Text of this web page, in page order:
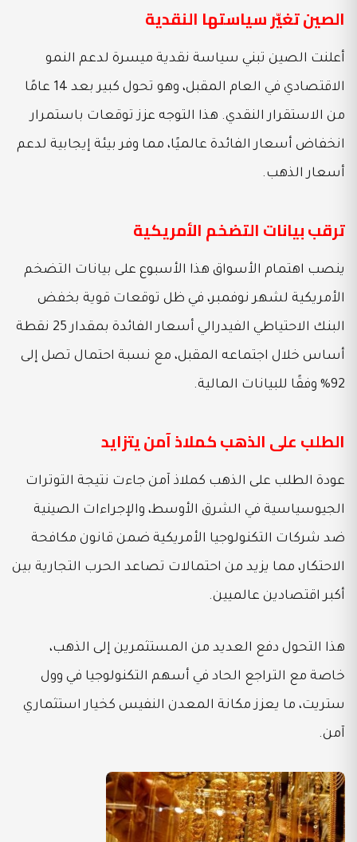
الصين تغيّر سياستها النقدية
أعلنت الصين تبني سياسة نقدية ميسرة لدعم النمو
الاقتصادي في العام المقبل، وهو تحول كبير بعد 14 عامًا
من الاستقرار النقدي. هذا التوجه عزز توقعات باستمرار
انخفاض أسعار الفائدة عالميًا، مما وفر بيئة إيجابية لدعم
أسعار الذهب.
ترقب بيانات التضخم الأمريكية
ينصب اهتمام الأسواق هذا الأسبوع على بيانات التضخم
الأمريكية لشهر نوفمبر، في ظل توقعات قوية بخفض
البنك الاحتياطي الفيدرالي أسعار الفائدة بمقدار 25 نقطة
أساس خلال اجتماعه المقبل، مع نسبة احتمال تصل إلى
92% وفقًا للبيانات المالية.
الطلب على الذهب كملاذ آمن يتزايد
عودة الطلب على الذهب كملاذ آمن جاءت نتيجة التوترات
الجيوسياسية في الشرق الأوسط، والإجراءات الصينية
ضد شركات التكنولوجيا الأمريكية ضمن قانون مكافحة
الاحتكار، مما يزيد من احتمالات تصاعد الحرب التجارية بين
أكبر اقتصادين عالميين.
هذا التحول دفع العديد من المستثمرين إلى الذهب،
خاصة مع التراجع الحاد في أسهم التكنولوجيا في وول
ستريت، ما يعزز مكانة المعدن النفيس كخيار استثماري
آمن.